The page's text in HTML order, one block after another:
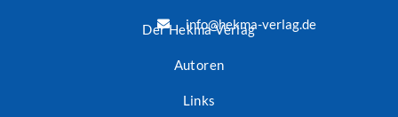
info@hekma-verlag.de
Der Hekma Verlag
Autoren
Links